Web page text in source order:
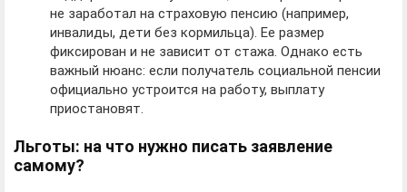
не заработал на страховую пенсию (например,
инвалиды, дети без кормильца). Ее размер
фиксирован и не зависит от стажа. Однако есть
важный нюанс: если получатель социальной пенсии
официально устроится на работу, выплату
приостановят.
Льготы: на что нужно писать заявление
самому?